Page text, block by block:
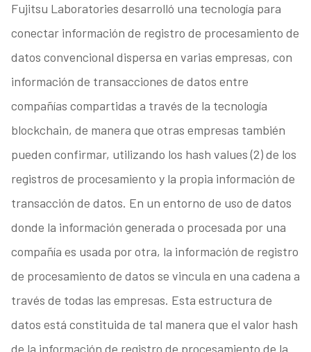
Fujitsu Laboratories desarrolló una tecnología para
conectar información de registro de procesamiento de
datos convencional dispersa en varias empresas, con
información de transacciones de datos entre
compañías compartidas a través de la tecnología
blockchain, de manera que otras empresas también
pueden confirmar, utilizando los hash values (2) de los
registros de procesamiento y la propia información de
transacción de datos. En un entorno de uso de datos
donde la información generada o procesada por una
compañía es usada por otra, la información de registro
de procesamiento de datos se vincula en una cadena a
través de todas las empresas. Esta estructura de
datos está constituida de tal manera que el valor hash
de la información de registro de procesamiento de la